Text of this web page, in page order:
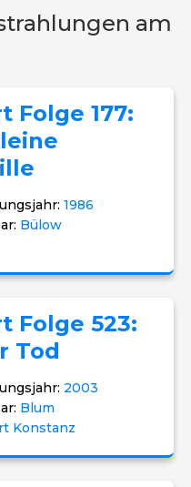
am
Folge 177:
1986
Bülow
Folge 523:
Tod
2003
Blum
Konstanz